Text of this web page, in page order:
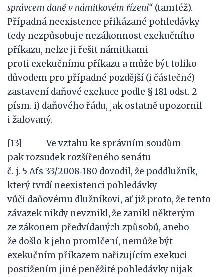
správcem daněv námitkovém řízení“ (tamtéž).
Případná neexistence přikázané pohledávky
tedy nezpůsobuje nezákonnost exekučního
příkazu, nelze ji řešit námitkami
proti exekučnímu příkazu a může být toliko
důvodem pro případné pozdější (i částečné)
zastavení daňové exekuce podle § 181 odst. 2
písm. i) daňového řádu, jak ostatně upozornil
i žalovaný.
[13] Ve vztahu ke správním soudům
pak rozsudek rozšířeného senátu
č. j. 5 Afs 33/2008‑180 dovodil, že poddlužník,
který tvrdí neexistenci pohledávky
vůči daňovému dlužníkovi, ať již proto, že tento
závazek nikdy nevznikl, že zanikl některým
ze zákonem předvídaných způsobů, anebo
že došlo k jeho promlčení, nemůže být
exekučním příkazem nařizujícím exekuci
postižením jiné peněžité pohledávky nijak